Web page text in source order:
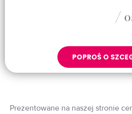
/
POPROŚ O
Prezentowane na naszej stronie